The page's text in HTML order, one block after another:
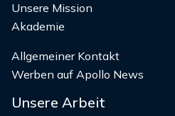
Unsere Mission
Akademie
Allgemeiner Kontakt
Werben auf Apollo News
Unsere Arbeit